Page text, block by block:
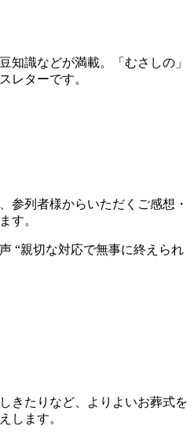
知識などが満載。「むさしの」
レターです。
参列者様からいただくご感想・
す。
“親切な対応で無事に終えられ
きたりなど、よりよいお葬式を
します。